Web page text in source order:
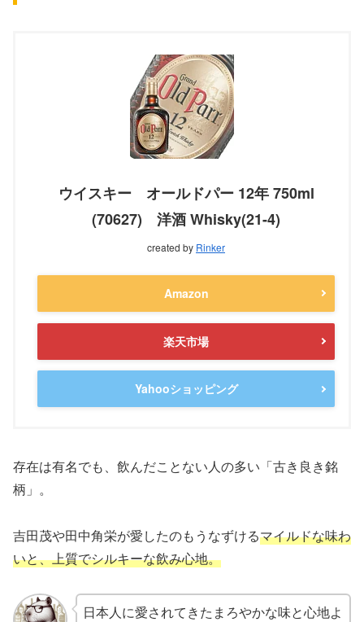
ウイスキー オールドパー 12年 750ml
(70627) 洋酒 Whisky(21-4)
created by Rinker
Amazon
楽天市場
Yahooショッピング
存在は有名でも、飲んだことない人の多い「古き良き銘
柄」。
吉田茂や田中角栄が愛したのもうなずけるマイルドな味わ
いと、上質でシルキーな飲み心地。
日本人に愛されてきたまろやかな味と心地よ